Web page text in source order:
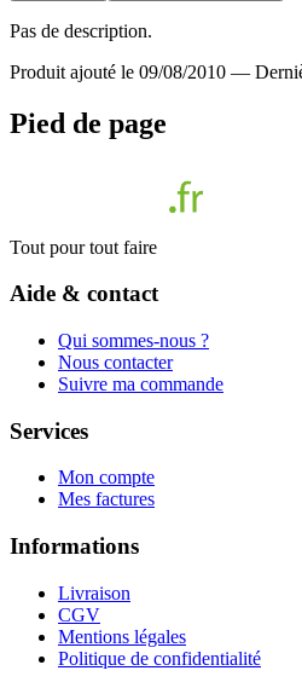
Pas de description.
Produit ajouté le 09/08/2010 —
Pied de page
Tout pour tout faire
Aide & contact
Qui sommes-nous ?
Nous contacter
Suivre ma commande
Services
Mon compte
Mes factures
Informations
Livraison
CGV
Mentions légales
Politique de confidentialité